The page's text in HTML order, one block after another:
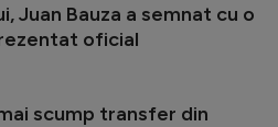
Juan Bauza a semnat cu o
oficial
scump transfer din